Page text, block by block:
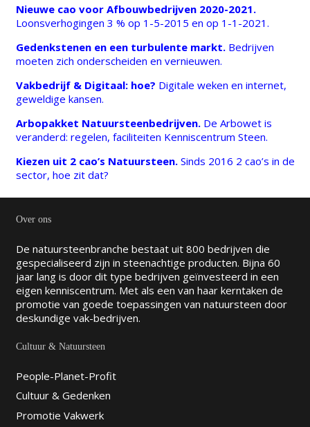
Nieuwe cao voor Afbouwbedrijven 2020-2021.
Loonsverhogingen 3 % op 1-5-2015 en op 1-1-2021.
Gedenkstenen en een turbulente markt. Bedrijven
moeten zich onderscheiden en vernieuwen.
Vakbedrijf & Digitaal: hoe? Digitale weken en internet,
geweldige kansen.
Arbopakket Natuursteenbedrijven. De Arbowet is
veranderd: regelen, faciliteiten Kenniscentrum Steen.
Kiezen uit 2 cao’s Natuursteen. Sinds 2016 2 cao’s in de
sector, hoe zit dat?
Over ons
De natuursteenbranche bestaat uit 800 bedrijven die
gespecialiseerd zijn in steenachtige producten. Bijna 60
jaar lang is door dit type bedrijven geïnvesteerd in een
eigen kenniscentrum. Met als een van haar kerntaken de
promotie van goede toepassingen van natuursteen door
deskundige vak-bedrijven.
Cultuur & Natuursteen
People-Planet-Profit
Cultuur & Gedenken
Promotie Vakwerk